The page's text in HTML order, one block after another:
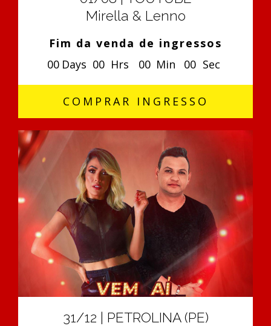
Mirella & Lenno
Fim da venda de ingressos
00 Days 00 Hrs 00 Min 00 Sec
COMPRAR INGRESSO
31/12 | PETROLINA (PE)